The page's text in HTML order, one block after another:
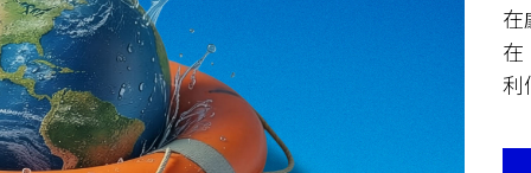
在
在
利